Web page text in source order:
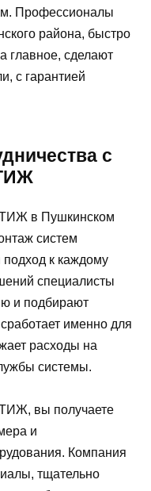
Профессионалы
района, быстро
главное, сделают
с гарантией
с
в Пушкинском
систем
к каждому
специалисты
и подбирают
именно для
расходы на
системы.
вы получаете
и
Компания
тщательно